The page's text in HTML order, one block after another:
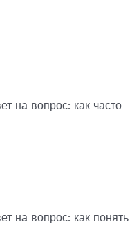
на вопрос: как часто
на вопрос: как понять